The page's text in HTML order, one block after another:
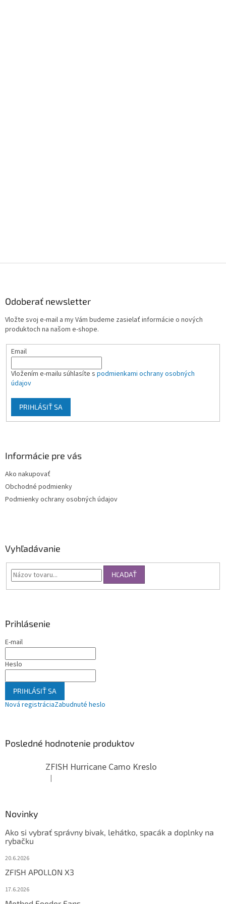
Odoberať newsletter
Vložte svoj e-mail a my Vám budeme zasielať informácie o nových
produktoch na našom e-shope.
Email
Vložením e-mailu súhlasíte s podmienkami ochrany osobných
údajov
PRIHLÁSIŤ SA
Informácie pre vás
Ako nakupovať
Obchodné podmienky
Podmienky ochrany osobných údajov
Vyhľadávanie
HĽADAŤ
Prihlásenie
E-mail
Heslo
PRIHLÁSIŤ SA
Nová registráciaZabudnuté heslo
Posledné hodnotenie produktov
ZFISH Hurricane Camo Kreslo
Hodnotenie produktu je 5 z 5 hviezdičiek.
|
Novinky
Ako si vybrať správny bivak, lehátko, spacák a doplnky na
rybačku
20.6.2026
ZFISH APOLLON X3
17.6.2026